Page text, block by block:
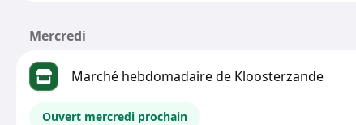
Mercredi
Marché hebdomadaire de Kloosterzande
Ouvert mercredi prochain